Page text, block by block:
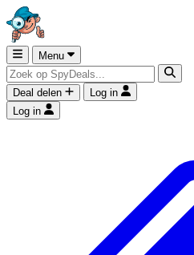
Menu
Deal delen
Log in
Log in